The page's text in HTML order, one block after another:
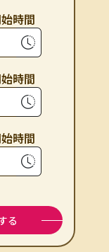
時間
時間
時間
る